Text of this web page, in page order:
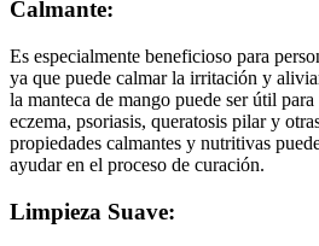
Calmante:
Es especialmente beneficioso para
ya que puede calmar la irritación y
la manteca de mango puede ser útil
eczema, psoriasis, queratosis pilar y
propiedades calmantes y nutritivas
ayudar en el proceso de curación.
Limpieza Suave: